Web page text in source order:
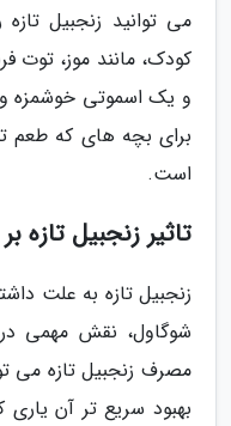
می توانید زنجبیل
کودک، مانند موز، توت
و یک اسموتی خوشمزه و
برای بچه های که طعم
است.
تاثیر زنجبیل تازه
زنجبیل تازه به علت
شوگاول، نقش مهمی
مصرف زنجبیل تازه می
بهبود سریع تر آن یاری